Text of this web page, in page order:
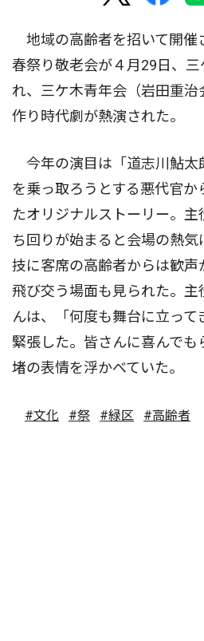
地域の高齢者を招いて開催
春祭り敬老会が４月29日、
れ、三ケ木青年会（岩田重
作り時代劇が熱演された。
今年の演目は「道志川鮎太
を乗っ取ろうとする悪代官か
たオリジナルストーリー。
ち回りが始まると会場の熱
技に客席の高齢者からは歓
飛び交う場面も見られた。主
んは、「何度も舞台に立って
緊張した。皆さんに喜んでも
堵の表情を浮かべていた。
#文化 #祭 #緑区 #高齢者